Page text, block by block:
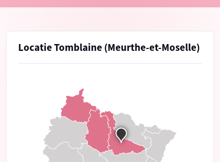
Locatie Tomblaine (Meurthe-et-Moselle)